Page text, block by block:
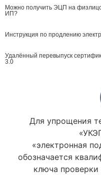
Можно получить ЭЦП на
ИП?
Инструкция по продлению
Удалённый перевыпуск
3.0
Для упрощения
«электронная
обозначается
ключа проверки